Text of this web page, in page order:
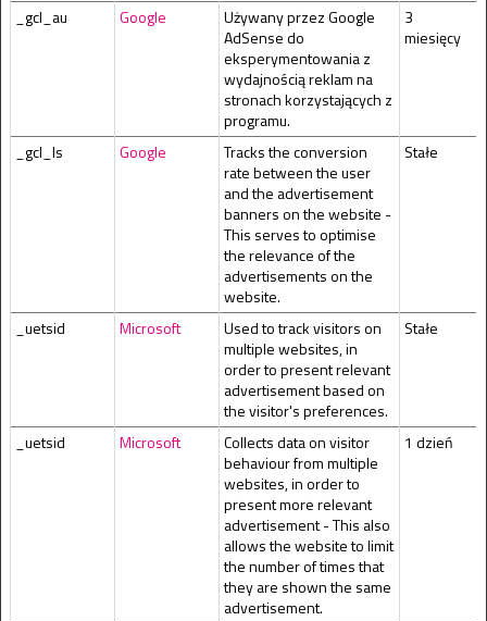
_gcl_au
Google
Używany przez Google
AdSense do
eksperymentowania z
wydajnością reklam na
stronach korzystających z
programu.
3
miesięcy
_gcl_ls Google
Tracks the conversion
rate between the user
and the advertisement
banners on the website -
This serves to optimise
the relevance of the
advertisements on the
website.
Stałe
_uetsid Microsoft
Used to track visitors on
multiple websites, in
order to present relevant
advertisement based on
the visitor's preferences.
Stałe
_uetsid Microsoft
Collects data on visitor
behaviour from multiple
websites, in order to
present more relevant
advertisement - This also
allows the website to limit
the number of times that
they are shown the same
advertisement.
1 dzień